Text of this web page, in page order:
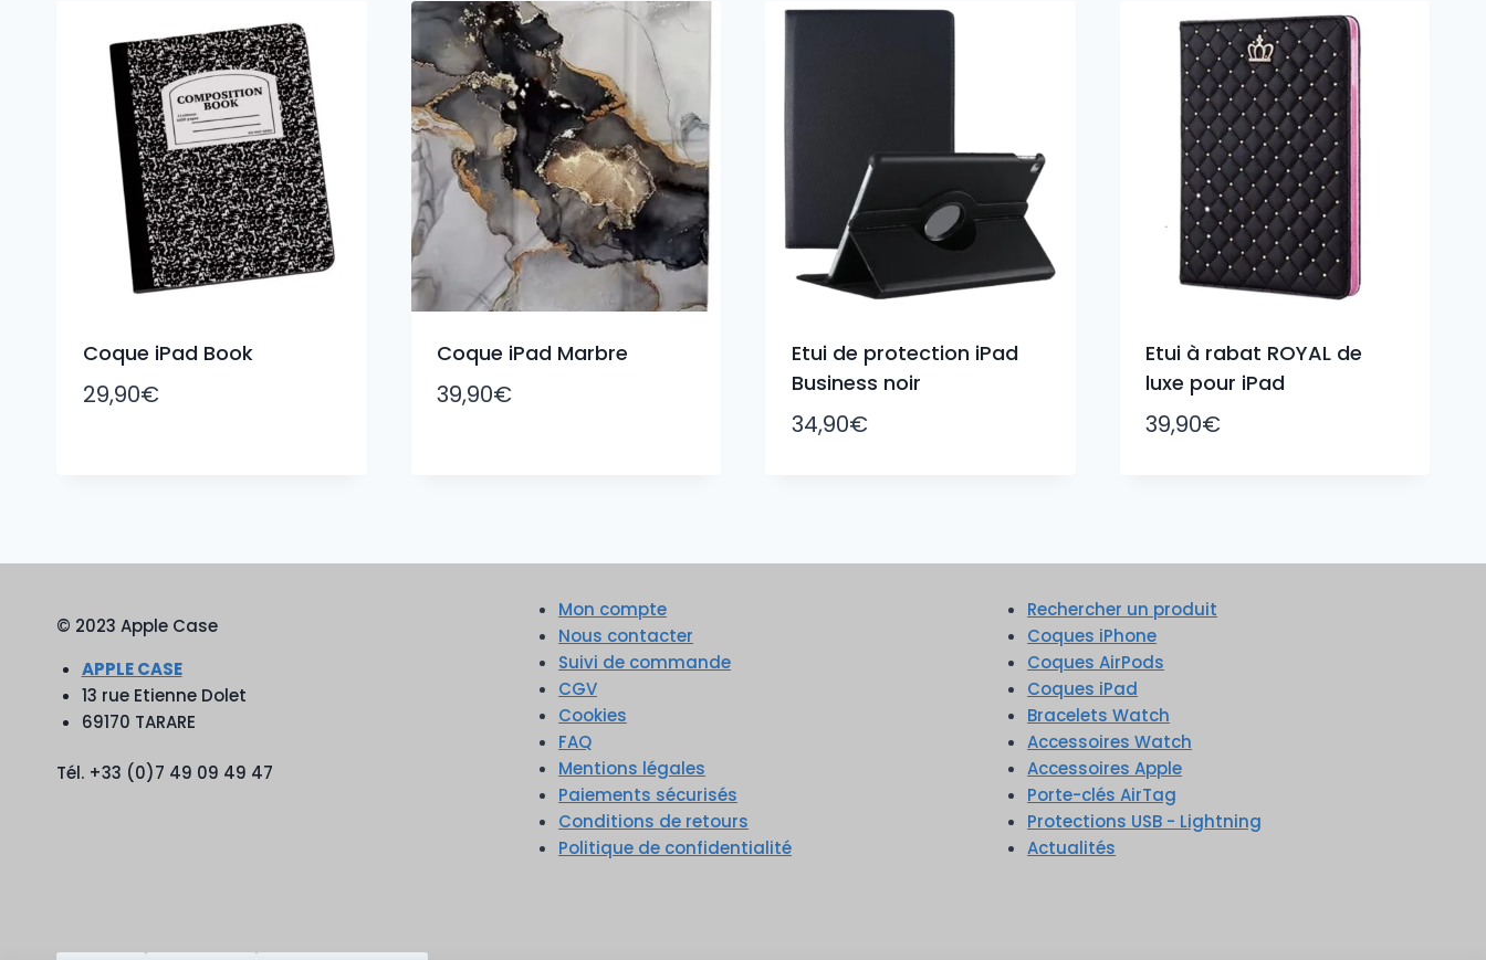
récent
au
plus
ancien
Coque iPad Book
29,90€
Coque iPad Marbre
39,90€
Etui de protection iPad
Business noir
34,90€
Etui à rabat ROYAL de
luxe pour iPad
39,90€
© 2023 Apple Case
APPLE CASE
13 rue Etienne Dolet
69170 TARARE
Tél. +33 (0)7 49 09 49 47
Mon compte
Nous contacter
Suivi de commande
CGV
Cookies
FAQ
Mentions légales
Paiements sécurisés
Conditions de retours
Politique de confidentialité
Rechercher un produit
Coques iPhone
Coques AirPods
Coques iPad
Bracelets Watch
Accessoires Watch
Accessoires Apple
Porte-clés AirTag
Protections USB - Lightning
Actualités